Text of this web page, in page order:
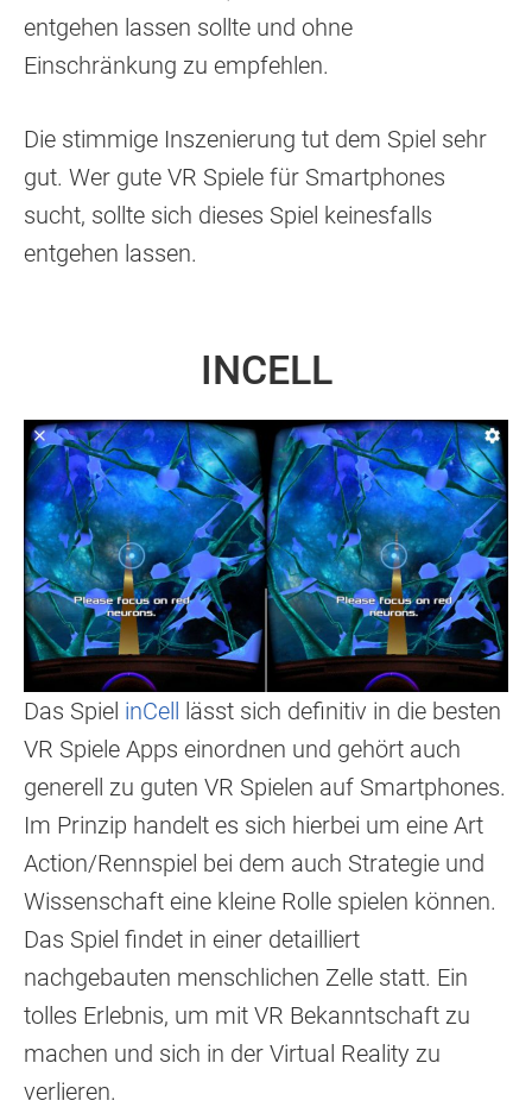
entgehen lassen sollte und ohne
Einschränkung zu empfehlen.
Die stimmige Inszenierung tut dem Spiel sehr
gut. Wer gute VR Spiele für Smartphones
sucht, sollte sich dieses Spiel keinesfalls
entgehen lassen.
​​INCELL
Das Spiel inCell lässt sich definitiv in die besten
VR Spiele Apps einordnen und gehört auch
generell zu guten VR Spielen auf Smartphones.
Im Prinzip handelt es sich hierbei um eine Art
Action/Rennspiel bei dem auch Strategie und
Wissenschaft eine kleine Rolle spielen können.
Das Spiel findet in einer detailliert
nachgebauten menschlichen Zelle statt. Ein
tolles Erlebnis, um mit VR Bekanntschaft zu
machen und sich in der Virtual Reality zu
verlieren.